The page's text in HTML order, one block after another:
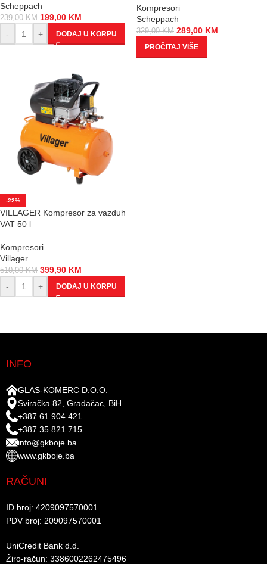
Scheppach
239,00KM 199,00 KM
-
+ DODAJ U KORPU
Kompresori
Scheppach
329,00KM 289,00 KM
PROČITAJ VIŠE
-22%
VILLAGER Kompresor za vazduh
VAT 50 l
Kompresori
Villager
510,00KM 399,90 KM
-
+ DODAJ U KORPU
INFO
GLAS-KOMERC D.O.O.
Sviračka 82, Gradačac, BiH
+387 61 904 421
+387 35 821 715
info@gkboje.ba
www.gkboje.ba
RAČUNI
ID broj: 4209097570001​
PDV broj: 209097570001 ​
UniCredit Bank d.d.​
Žiro-račun: 3386002262475496​​